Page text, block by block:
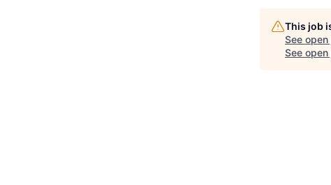
This job
See
See